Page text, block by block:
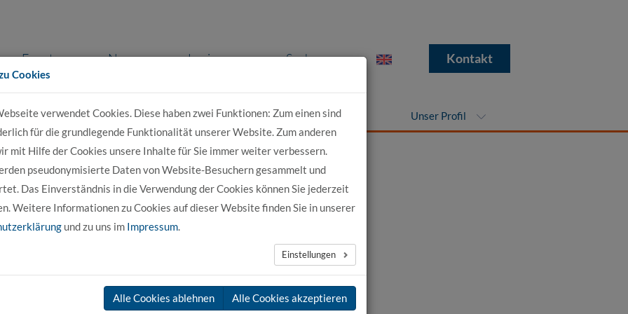
Events News Login Suche Kontakt
Bewerber Für Studierende Für Unternehmen Unser Profil
nächste News →
Cookies
verwendet Cookies. Diese haben zwei Funktionen: Zum einen sind
für die grundlegende Funktionalität unserer Website. Zum anderen
mit Hilfe der Cookies unsere Inhalte für Sie immer weiter verbessern.
pseudonymisierte Daten von Website-Besuchern gesammelt und
Das Einverständnis in die Verwendung der Cookies können Sie jederzeit
Weitere Informationen zu Cookies auf dieser Website finden Sie in unserer
und zu uns im Impressum.
Einstellungen
Alle Cookies ablehnen Alle Cookies akzeptieren